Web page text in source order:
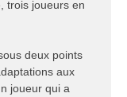
trois joueurs en
deux points
aux
joueur qui a